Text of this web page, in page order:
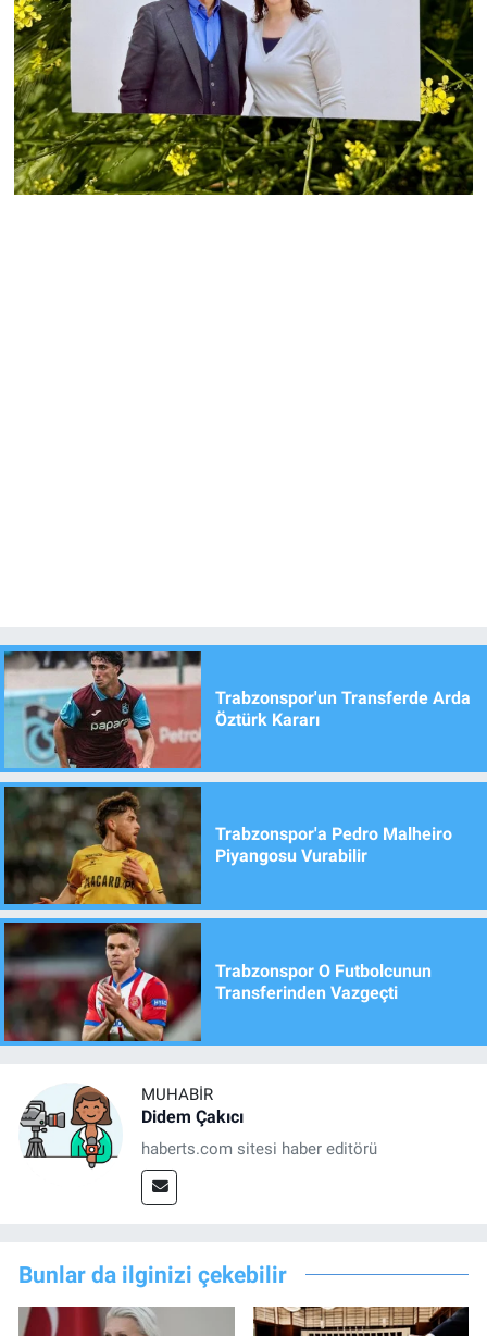
Trabzonspor'un Transferde Arda
Öztürk Kararı
Trabzonspor'a Pedro Malheiro
Piyangosu Vurabilir
Trabzonspor O Futbolcunun
Transferinden Vazgeçti
MUHABIR
Didem Çakıcı
haberts.com sitesi haber editörü
Bunlar da ilginizi çekebilir